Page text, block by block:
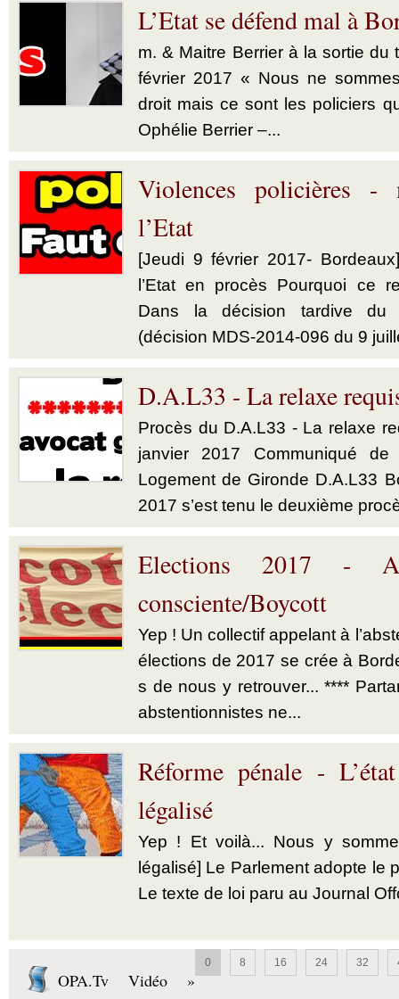
L’Etat se défend mal à
m. & Maitre Berrier à la sortie du
février 2017 « Nous ne
droit mais ce sont les policiers
Ophélie Berrier –...
Violences policières -
l’Etat
[Jeudi 9 février 2017-
l’Etat en procès Pourquoi ce
Dans la décision tardive du
(décision MDS-2014-096 du 9
D.A.L33 - La relaxe
Procès du D.A.L33 - La relaxe
janvier 2017 Communiqué de
Logement de Gironde D.A.L33
2017 s’est tenu le deuxième
Elections 2017 -
consciente/Boycott
Yep ! Un collectif appelant à
élections de 2017 se crée à
s de nous y retrouver... ****
abstentionnistes ne...
Réforme pénale -
légalisé
Yep ! Et voilà... Nous y
légalisé] Le Parlement adopte le
Le texte de loi paru au Journal
0 8 16 24 32
OPA.Tv Vidéo »